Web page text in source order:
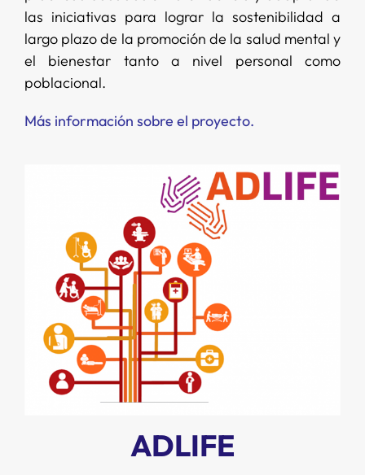
las iniciativas para lograr la sostenibilidad a
largo plazo de la promoción de la salud mental y
el bienestar tanto a nivel personal como
poblacional.
Más información sobre el proyecto.
ADLIFE